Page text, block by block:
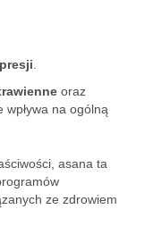
oraz
wpływa na ogólną
asana ta
ze zdrowiem